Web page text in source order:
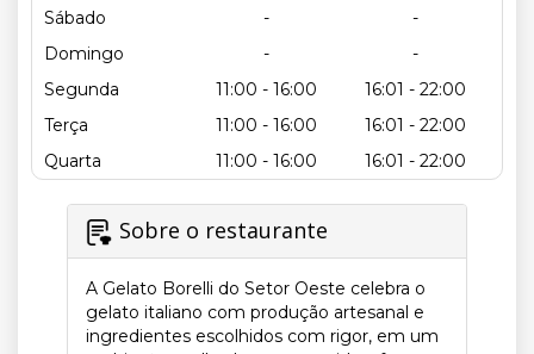
Sábado
-
-
Domingo
-
-
Segunda
11:00 - 16:00
16:01 - 22:00
Terça
11:00 - 16:00
16:01 - 22:00
Quarta
11:00 - 16:00 16:01 - 22:00
Sobre o restaurante
A Gelato Borelli do Setor Oeste celebra o
gelato italiano com produção artesanal e
ingredientes escolhidos com rigor, em um